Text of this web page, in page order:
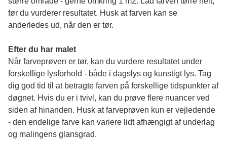
før du vurderer resultatet. Husk at farven kan se
anderledes ud, når den er tør.
Efter du har malet
Når farveprøven er tør, kan du vurdere resultatet under
forskellige lysforhold - både i dagslys og kunstigt lys. Tag
dig god tid til at betragte farven på forskellige tidspunkter af
døgnet. Hvis du er i tvivl, kan du prøve flere nuancer ved
siden af hinanden. Husk at farveprøven kun er vejledende
- den endelige farve kan variere lidt afhængigt af underlag
og malingens glansgrad.